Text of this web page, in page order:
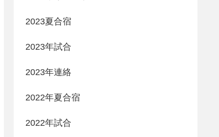
2023夏合宿
2023年試合
2023年連絡
2022年夏合宿
2022年試合